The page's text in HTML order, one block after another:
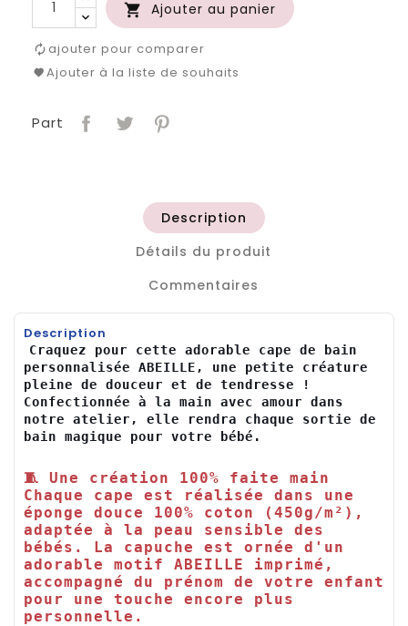
 Ajouter au panier
ajouter pour comparer
Ajouter à la liste de souhaits
Part
Description
Détails du produit
Commentaires
Description
Craquez pour cette adorable cape de bain
personnalisée ABEILLE, une petite créature
pleine de douceur et de tendresse !
Confectionnée à la main avec amour dans
notre atelier, elle rendra chaque sortie de
bain magique pour votre bébé.
🧵 Une création 100% faite main
Chaque cape est réalisée dans une
éponge douce 100% coton (450g/m²),
adaptée à la peau sensible des
bébés. La capuche est ornée d'un
adorable motif ABEILLE imprimé,
accompagné du prénom de votre enfant
pour une touche encore plus
personnelle.